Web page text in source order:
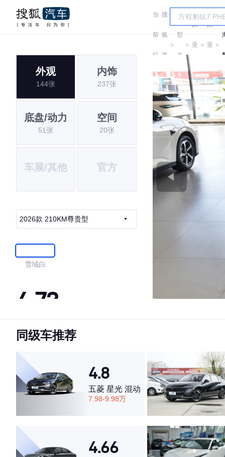
当
前
位
置:
搜
狐
汽
车
＞
车
型
大
全
＞
比
亚 ＞
比
亚 ＞
外观
144张
内饰
237张
底盘/动力
51张
空间
20张
车展/其他 官方
2026款 210KM尊贵型
雪域白
4.73
·外观表现较为优秀，优于51%同级车
·空间表现较为优秀，优于60%同级车
同级车推荐
4.8
五菱 星光 混动
7.98-9.98万
4.66